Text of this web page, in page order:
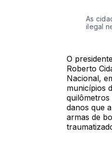
As
ilegal
O
Roberto
Nacional,
municípios
danos que
armas de